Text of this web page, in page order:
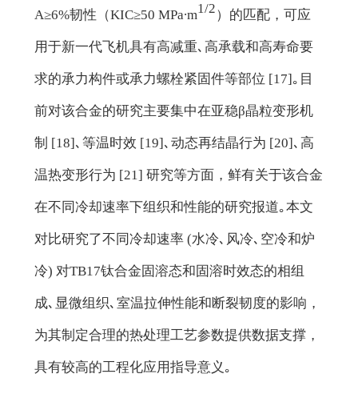
A≥6%韧性（KIC≥50 MPa∙m1/2）的匹配，可应
用于新一代飞机具有高减重､高承载和高寿命要
求的承力构件或承力螺栓紧固件等部位 [17]｡目
前对该合金的研究主要集中在亚稳β晶粒变形机
制 [18]､等温时效 [19]､动态再结晶行为 [20]､高
温热变形行为 [21] 研究等方面，鲜有关于该合金
在不同冷却速率下组织和性能的研究报道｡本文
对比研究了不同冷却速率 (水冷､风冷､空冷和炉
冷) 对TB17钛合金固溶态和固溶时效态的相组
成､显微组织､室温拉伸性能和断裂韧度的影响，
为其制定合理的热处理工艺参数提供数据支撑，
具有较高的工程化应用指导意义｡